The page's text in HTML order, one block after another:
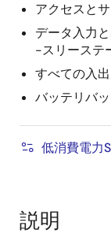
アクセスと
データ入力
-スリーステ
すべての入
バッテリバ
低消費電力
説明